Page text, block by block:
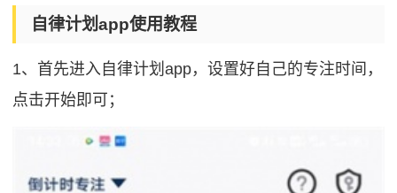
自律计划app使用教程
1、首先进入自律计划app，设置好自己的专注时间，
点击开始即可；